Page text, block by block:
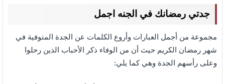
جدتي رمضانك في الجنه اجمل
مجموعة من أجمل العبارات وأروع الكلمات عن الجدة المتوفية في
شهر رمضان الكريم حيث أن من الوفاء ذكر الأحباب الذين رحلوا
وعلى رأسهم الجدة وهي كما يلي: